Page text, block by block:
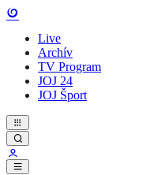
Live
Archív
TV Program
JOJ 24
JOJ Šport